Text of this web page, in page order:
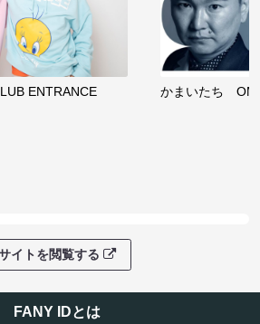
ENTRANCE かまいたち
イトを閲覧する
FANY IDとは